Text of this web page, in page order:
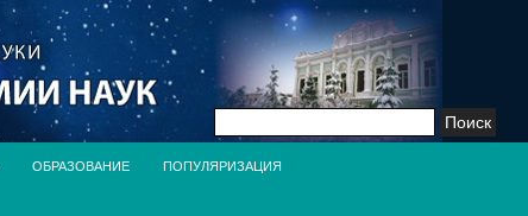
Найти:
ОБРАЗОВАНИЕ ПОПУЛЯРИЗАЦИЯ